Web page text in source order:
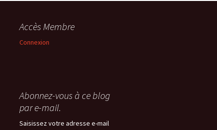
Accès Membre
Connexion
Abonnez-vous à ce blog
par e-mail.
Saisissez votre adresse e-mail